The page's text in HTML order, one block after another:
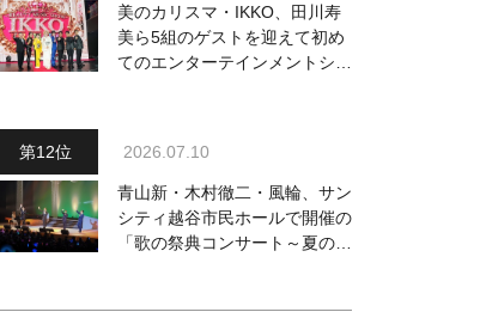
美のカリスマ・IKKO、田川寿
美ら5組のゲストを迎えて初め
てのエンターテインメントショ
2026.07.10
青山新・木村徹二・風輪、サン
シティ越谷市民ホールで開催の
「歌の祭典コンサート～夏の陣